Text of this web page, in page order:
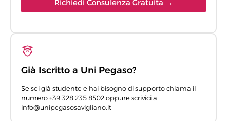
Richiedi Consulenza Gratuita →
Già Iscritto a Uni Pegaso?
Se sei già studente e hai bisogno di supporto chiama il
numero +39 328 235 8502 oppure scrivici a
info@unipegasosavigliano.it